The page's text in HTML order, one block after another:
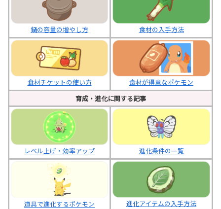
鍋の容量の増やし方 食材の入手方法
食材チケットの使い方
食材が得意なポケモン
育成・進化に関する記事
レベル上げ・効率アップ 進化条件の一覧
道具で進化するポケモン 進化アイテムの入手方法